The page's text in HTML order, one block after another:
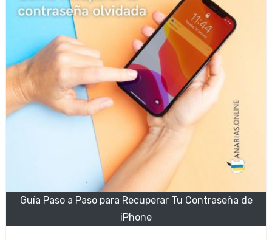
Guía Paso a Paso para Recuperar Tu Contraseña de
iPhone